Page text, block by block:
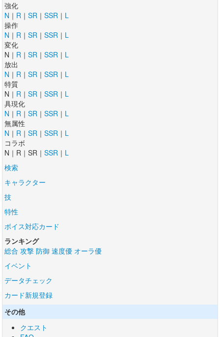
強化
N ｜ R ｜ SR ｜ SSR ｜ L
操作
N ｜ R ｜ SR ｜ SSR ｜ L
変化
N｜ R ｜ SR ｜ SSR ｜ L
放出
N ｜ R ｜ SR ｜ SSR ｜ L
特質
N｜ R ｜ SR ｜ SSR ｜ L
具現化
N ｜ R ｜ SR ｜ SSR ｜ L
無属性
N ｜ R ｜ SR ｜ SSR ｜ L
コラボ
N｜R｜SR｜ SSR ｜ L
検索
キャラクター
技
特性
ボイス対応カード
ランキング
総合 攻撃 防御 速度優 オーラ優
イベント
データチェック
カード新規登録
その他
クエスト